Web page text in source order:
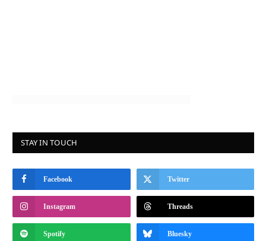
STAY IN TOUCH
Facebook Twitter
Instagram Threads
Spotify Bluesky